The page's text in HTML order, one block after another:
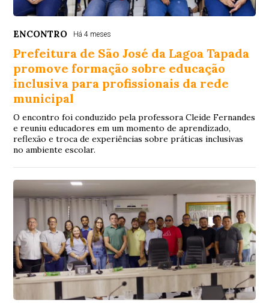
ENCONTRO Há 4 meses
Prefeitura de São José da Lagoa Tapada
promove formação sobre educação
inclusiva para profissionais da rede
municipal
O encontro foi conduzido pela professora Cleide Fernandes
e reuniu educadores em um momento de aprendizado,
reflexão e troca de experiências sobre práticas inclusivas
no ambiente escolar.